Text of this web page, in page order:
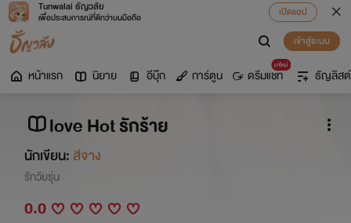
Tunwalai ธัญวลัย
เพื่อประสบการณ์ที่ดีกว่าบนมือถือ
เปิดแอป
เข้าสู่ระบบ
หน้าแรก นิยาย อีบุ๊ก การ์ตูน
มาใหม่
ดรีมแชท ธัญลิสต์
love Hot รักร้าย
นักเขียน:สีจาง
รักวัยรุ่น
0.0